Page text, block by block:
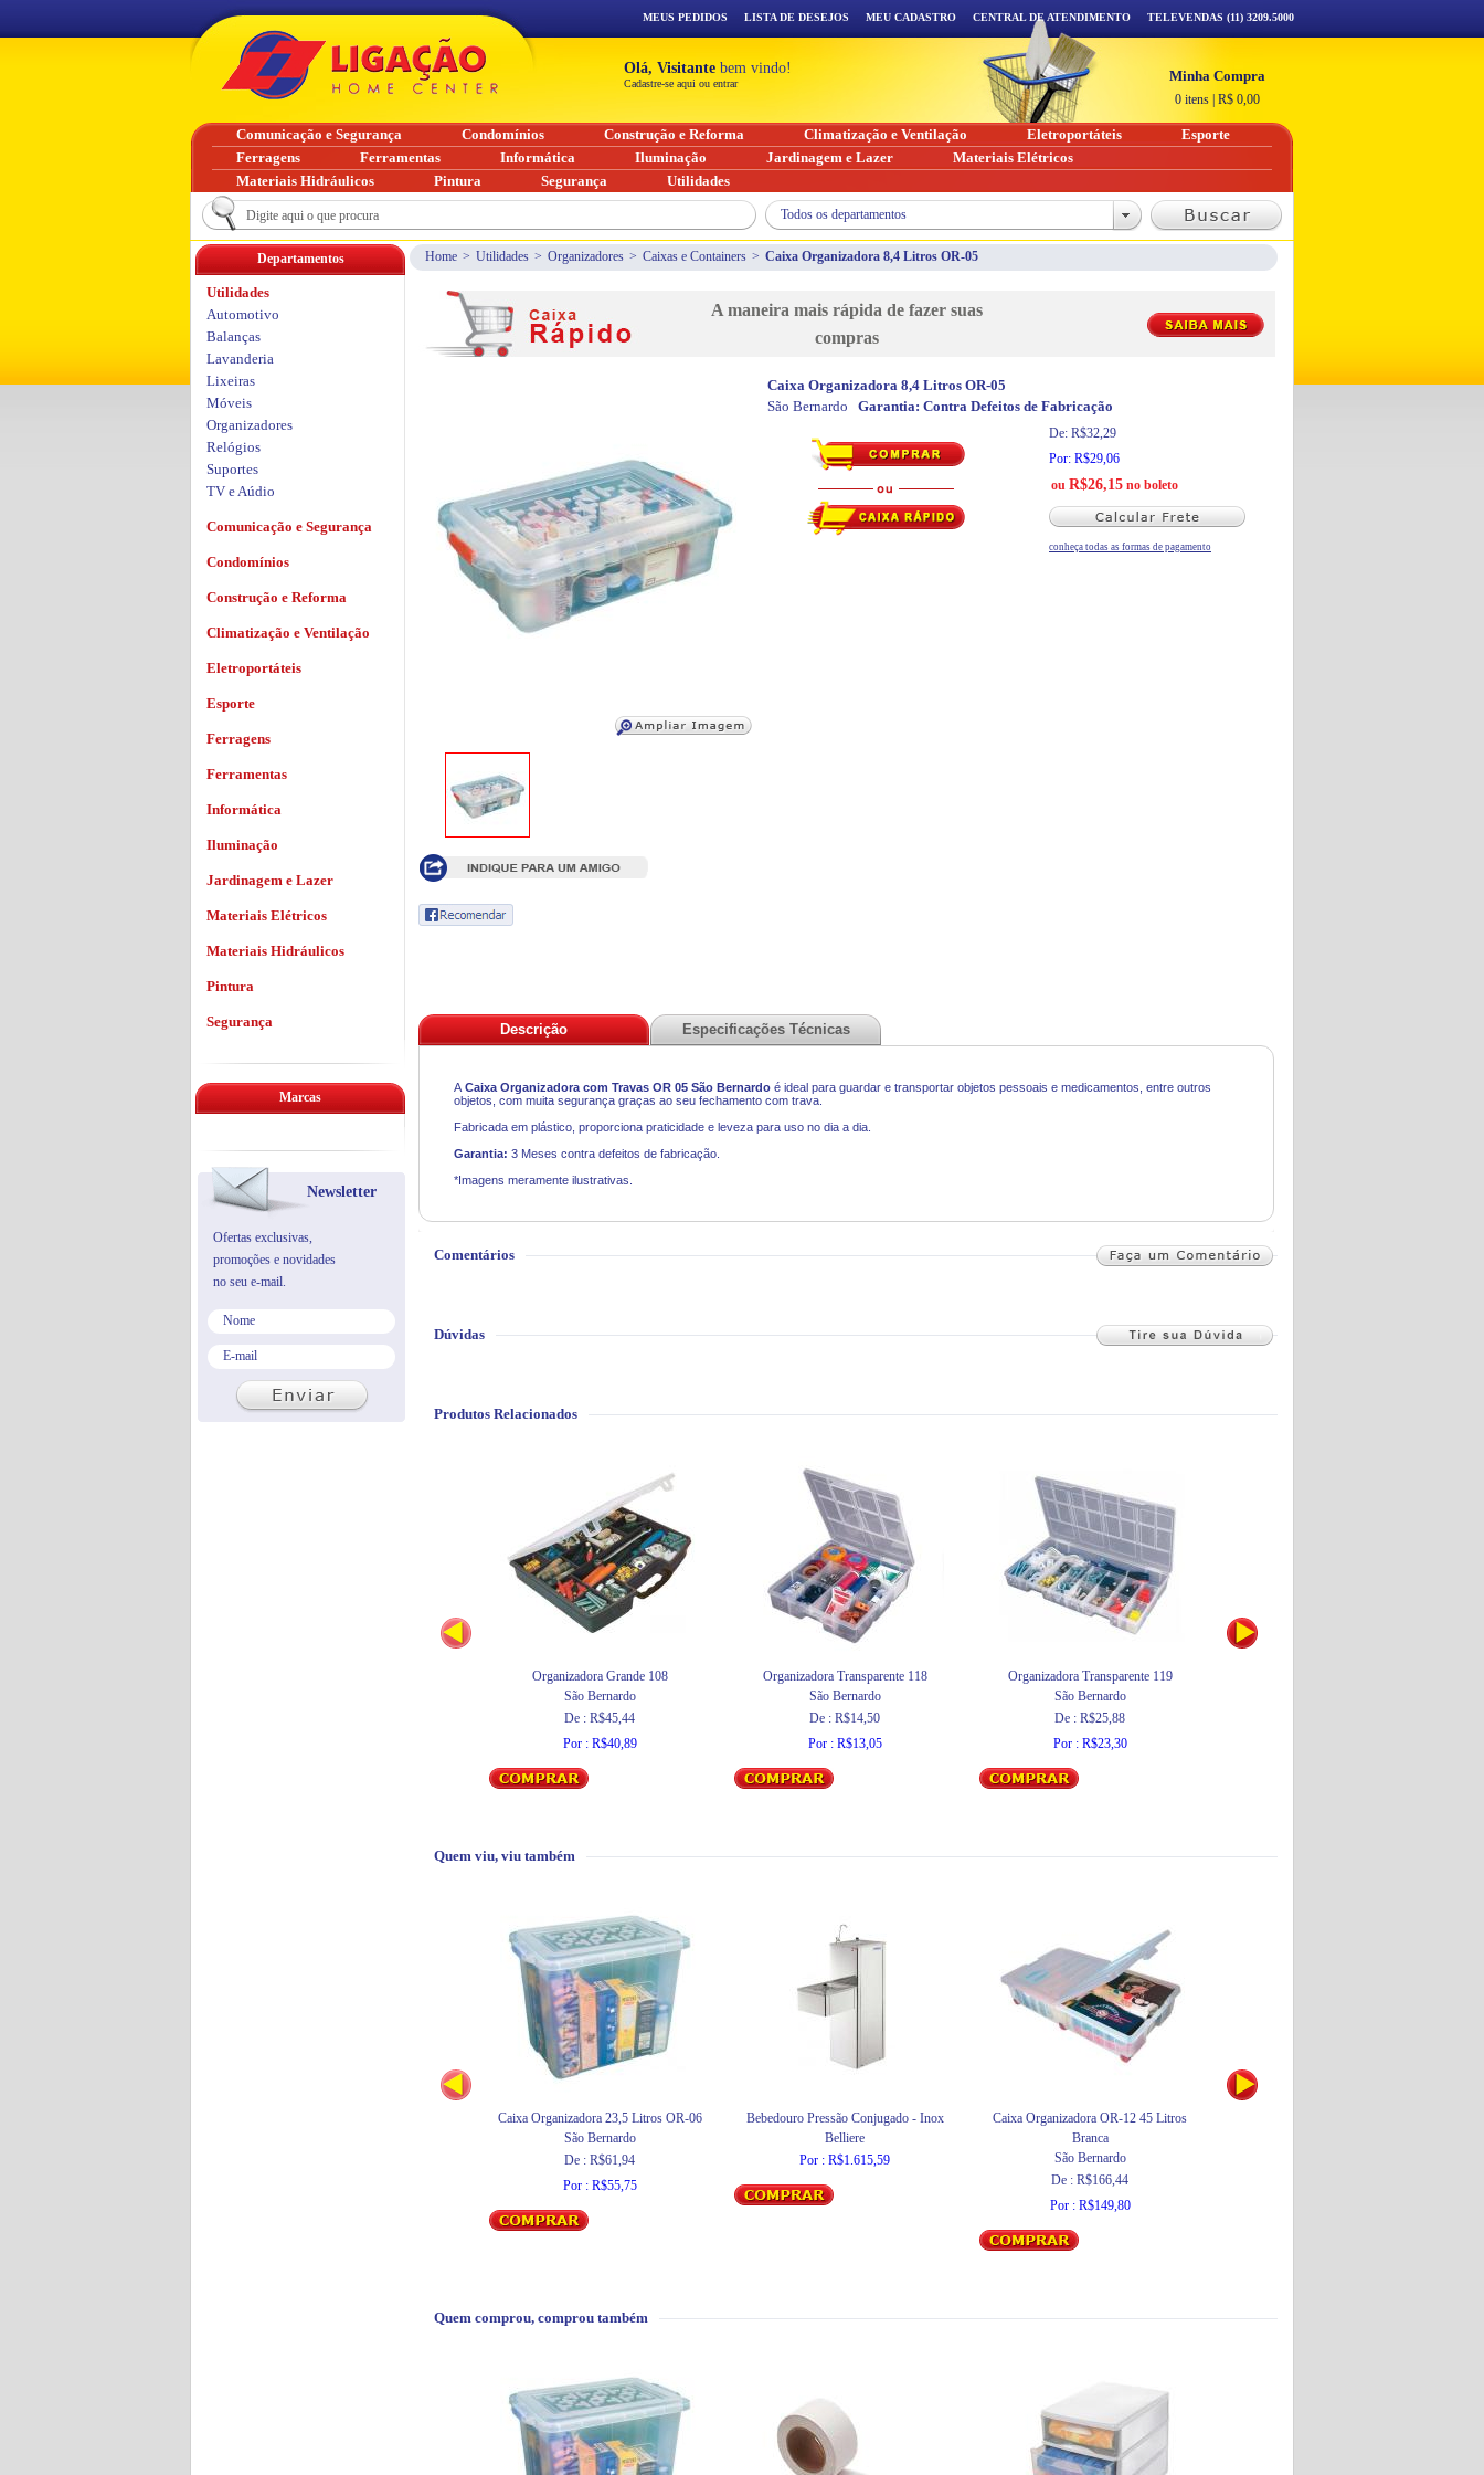
Home > Utilidades > Organizadores > Caixas e Containers > Caixa Organizadora 8,4 Litros OR-05
A maneira mais rápida de fazer suas
compras
Caixa Organizadora 8,4 Litros OR-05
São Bernardo
Garantia: Contra Defeitos de Fabricação
De: R$32,29
Por: R$29,06
ou R$26,15 no boleto
conheça todas as formas de pagamento
Descrição Especificações Técnicas
A Caixa Organizadora com Travas OR 05 São Bernardo é ideal para guardar e transportar objetos pessoais e medicamentos, entre outros
objetos, com muita segurança graças ao seu fechamento com trava.
Fabricada em plástico, proporciona praticidade e leveza para uso no dia a dia.
Garantia: 3 Meses contra defeitos de fabricação.
*Imagens meramente ilustrativas.
Comentários
Dúvidas
Produtos Relacionados
Organizadora Grande 108
São Bernardo
De : R$45,44
Por : R$40,89
Organizadora Transparente 118
São Bernardo
De : R$14,50
Por : R$13,05
Organizadora Transparente 119
São Bernardo
De : R$25,88
Por : R$23,30
Quem viu, viu também
Caixa Organizadora 23,5 Litros OR-06
São Bernardo
De : R$61,94
Por : R$55,75
Bebedouro Pressão Conjugado - Inox
Belliere
Por : R$1.615,59
Caixa Organizadora OR-12 45 Litros
Branca
São Bernardo
De : R$166,44
Por : R$149,80
Quem comprou, comprou também
Departamentos
Utilidades
Automotivo
Balanças
Lavanderia
Lixeiras
Móveis
Organizadores
Relógios
Suportes
TV e Aúdio
Comunicação e Segurança
Condomínios
Construção e Reforma
Climatização e Ventilação
Eletroportáteis
Esporte
Ferragens
Ferramentas
Informática
Iluminação
Jardinagem e Lazer
Materiais Elétricos
Materiais Hidráulicos
Pintura
Segurança
Marcas
Newsletter
Ofertas exclusivas,
promoções e novidades
no seu e-mail.
MEUS PEDIDOS LISTA DE DESEJOS MEU CADASTRO CENTRAL DE ATENDIMENTO TELEVENDAS (11) 3209.5000
Olá, Visitante bem vindo!
Cadastre-se aqui ou entrar Minha Compra
0 itens R$ 0,00
Comunicação e Segurança Condomínios Construção e Reforma Climatização e Ventilação Eletroportáteis
Esporte
Ferragens
Ferramentas Informática Iluminação Jardinagem e Lazer
Materiais Elétricos
Materiais Hidráulicos
Pintura Segurança Utilidades
Todos os departamentos